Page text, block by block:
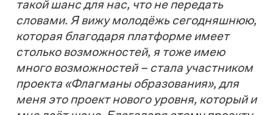
Мероприятие завершилось
выступлением группы «Спасибо,
братцы!», созданной участниками
одноименного проекта из Луганской
Народной Республики. Их песня
«Луганск» в октябре попала в ротацию и
стала хитом Республиканского радио.